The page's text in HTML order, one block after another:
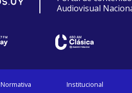
Audiovisual
Normativa Institucional